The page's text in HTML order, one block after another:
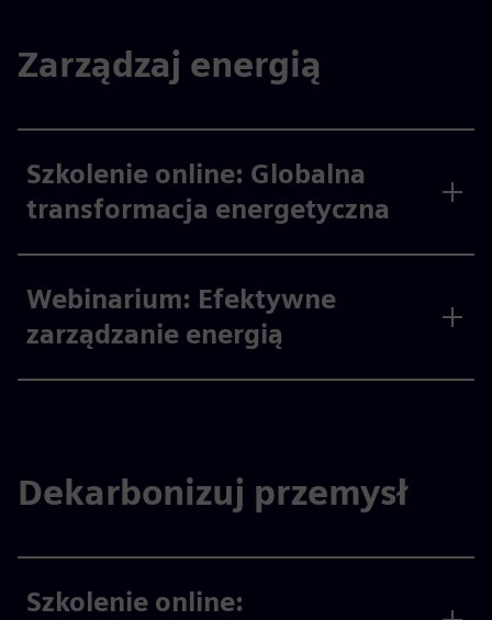
Zarządzaj energią
Szkolenie online: Globalna
transformacja energetyczna
Webinarium: Efektywne
zarządzanie energią
Dekarbonizuj przemysł
Szkolenie online: